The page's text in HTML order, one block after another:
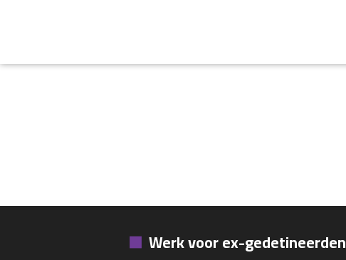
Werk voor ex-gedetineerden